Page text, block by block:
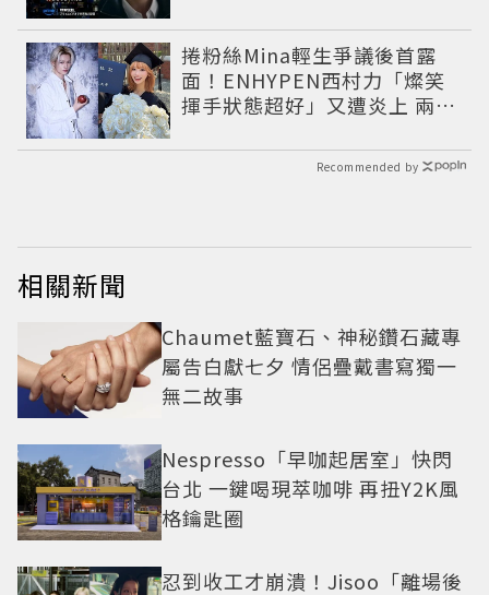
捲粉絲Mina輕生爭議後首露
面！ENHYPEN西村力「燦笑
揮手狀態超好」又遭炎上 兩派
Recommended by
相關新聞
Chaumet藍寶石、神秘鑽石藏專
屬告白獻七夕 情侶疊戴書寫獨一
無二故事
Nespresso「早咖起居室」快閃
台北 一鍵喝現萃咖啡 再扭Y2K風
格鑰匙圈
忍到收工才崩潰！Jisoo「離場後